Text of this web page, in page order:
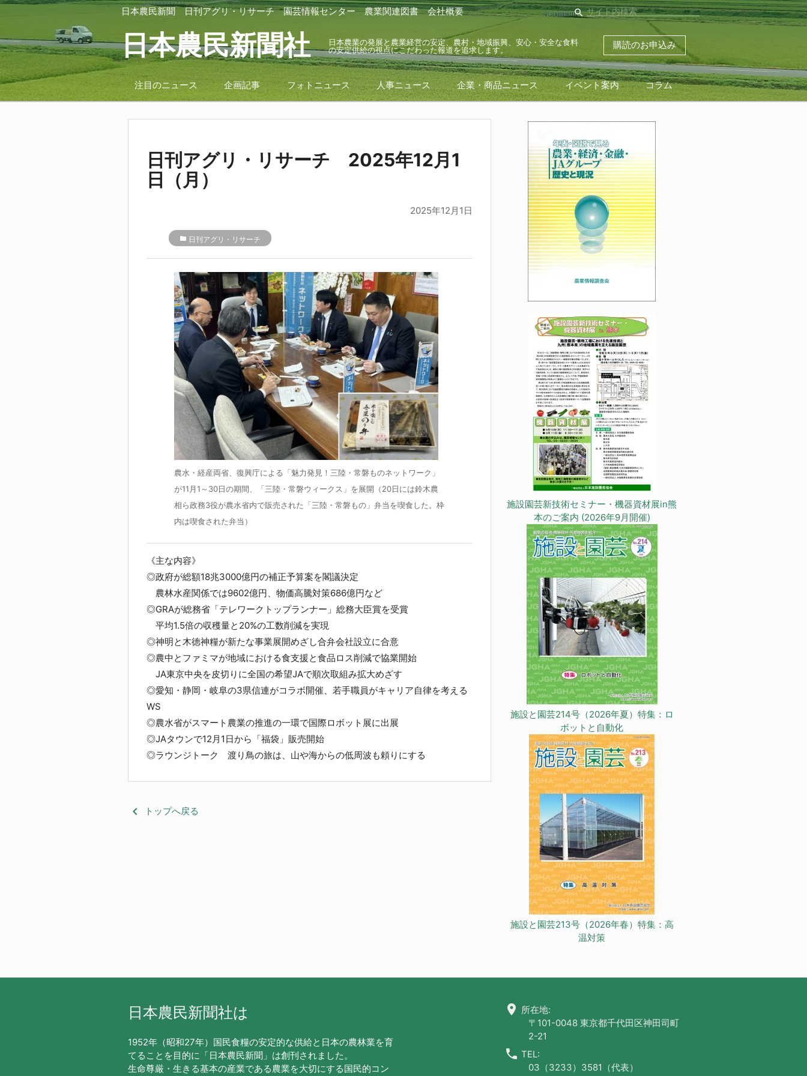
日本農民新聞 日刊アグリ・リサーチ 園芸情報センター 農業関連図書 会社概要 search
日本農民新聞社
日本農業の発展と農業経営の安定、農村・地域振興、安心・安全な食料
の安定供給の視点にこだわった報道を追求します。
購読のお申込み
注目のニュース 企画記事 フォトニュース 人事ニュース 企業・商品ニュース イベント案内 コラム
日刊アグリ・リサーチ 2025年12月1
日（月）
2025年12月1日
folder 日刊アグリ・リサーチ
農水・経産両省、復興庁による「魅力発見！三陸・常磐ものネットワーク」
が11月1～30日の期間、「三陸・常磐ウィークス」を展開（20日には鈴木農
相ら政務3役が農水省内で販売された「三陸・常磐もの」弁当を喫食した。枠
内は喫食された弁当）
《主な内容》
◎政府が総額18兆3000億円の補正予算案を閣議決定
農林水産関係では9602億円、物価高騰対策686億円など
◎GRAが総務省「テレワークトップランナー」総務大臣賞を受賞
平均1.5倍の収穫量と20%の工数削減を実現
◎神明と木徳神糧が新たな事業展開めざし合弁会社設立に合意
◎農中とファミマが地域における食支援と食品ロス削減で協業開始
JA東京中央を皮切りに全国の希望JAで順次取組み拡大めざす
◎愛知・静岡・岐阜の3県信連がコラボ開催、若手職員がキャリア自律を考える
WS
◎農水省がスマート農業の推進の一環で国際ロボット展に出展
◎JAタウンで12月1日から「福袋」販売開始
◎ラウンジトーク 渡り鳥の旅は、山や海からの低周波も頼りにする
keyboard_arrow_left トップへ戻る
施設園芸新技術セミナー・機器資材展in熊
本のご案内 (2026年9月開催)
施設と園芸214号（2026年夏）特集：ロ
ボットと自動化
施設と園芸213号（2026年春）特集：高
温対策
日本農民新聞社は
1952年（昭和27年）国民食糧の安定的な供給と日本の農林業を育
てることを目的に「日本農民新聞」は創刊されました。
生命尊厳・生きる基本の産業である農業を大切にする国民的コン
location_on 所在地:
〒101-0048 東京都千代田区神田司町
2-21
call TEL:
03（3233）3581（代表）